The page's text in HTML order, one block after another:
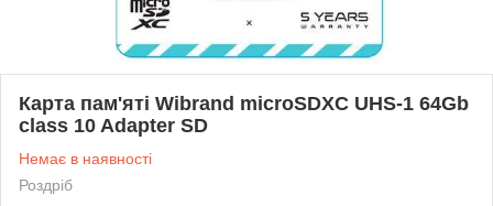
Карта пам'яті Wibrand microSDXC UHS-1 64Gb
class 10 Adapter SD
Немає в наявності
Роздріб